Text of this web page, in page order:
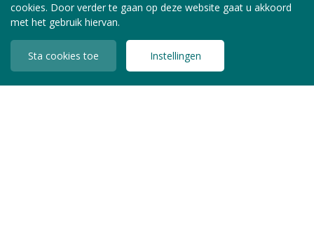
cookies. Door verder te gaan op deze website gaat u akkoord
met het gebruik hiervan.
Sta cookies toe Instellingen